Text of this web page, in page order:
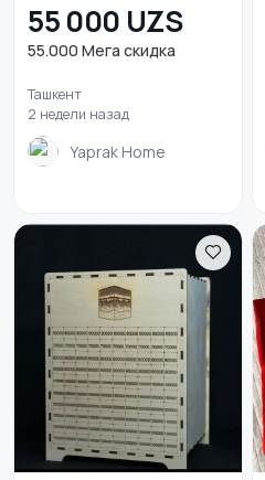
55 000 UZS
55.000 Мега скидка
Ташкент
2 недели назад
Yaprak Home